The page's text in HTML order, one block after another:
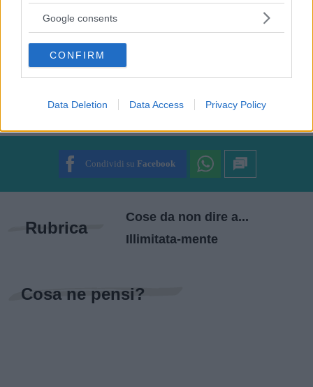
not limited to your visit or usage behaviour. You may click to
use your data for below specified purposes in below Google
consent section.
Google consents
CONFIRM
Data Deletion Data Access Privacy Policy
Seguici anche su Google News!
Entra nel nostro canale
Rate this item:
Non ci sono ancora voti.
Condividi su Facebook
Rubrica
Cose da non dire a...
Illimitata-mente
Cosa ne pensi?